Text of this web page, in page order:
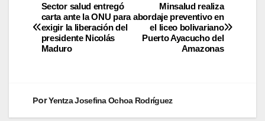
Minsalud realiza
abordaje preventivo en
el liceo bolivariano
Puerto Ayacucho del
Amazonas
Sector salud entregó
carta ante la ONU para
exigir la liberación del
presidente Nicolás
Maduro
PorYentza Josefina Ochoa Rodríguez